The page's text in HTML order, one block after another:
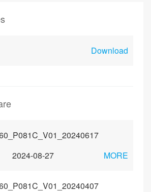
Download
2024-08-27
MORE